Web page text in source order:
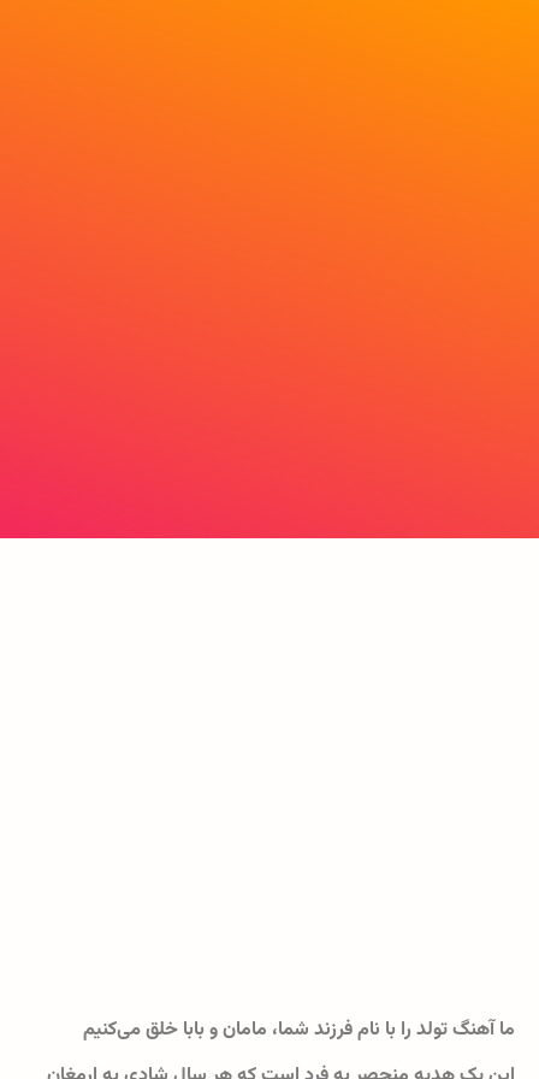
ما آهنگ تولد را با نام فرزند شما، مامان و بابا خلق می‌کنیم